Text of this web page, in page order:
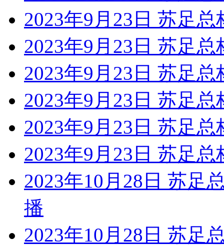
2023年9月23日 苏足
2023年9月23日 苏足
2023年9月23日 苏足
2023年9月23日 苏足
2023年9月23日 苏足
2023年9月23日 苏足
2023年10月28日 苏足
播
2023年10月28日 苏足